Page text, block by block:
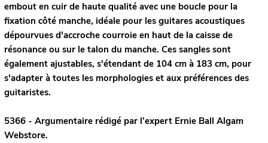
embout en cuir de haute qualité avec une boucle pour la
fixation côté manche, idéale pour les guitares acoustiques
dépourvues d'accroche courroie en haut de la caisse de
résonance ou sur le talon du manche. Ces sangles sont
également ajustables, s'étendant de 104 cm à 183 cm, pour
s'adapter à toutes les morphologies et aux préférences des
guitaristes.
5366 - Argumentaire rédigé par l’expert Ernie Ball Algam
Webstore.